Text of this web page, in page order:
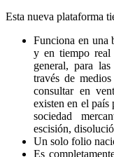
Esta nueva plataforma
Funciona en una
y en tiempo real
general, para
través de
consultar en
existen en el país
sociedad
escisión,
Un solo folio
Es